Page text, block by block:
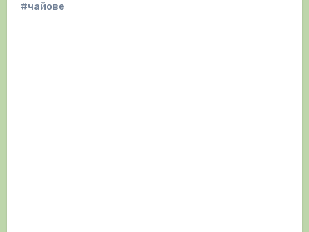
#чайове